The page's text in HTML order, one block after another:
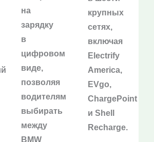
на
зарядку
в
цифровом
виде,
позволяя
водителям
выбирать
между
BMW
крупных
сетях,
включая
Electrify
America,
EVgo,
ChargePoint
и Shell
Recharge.